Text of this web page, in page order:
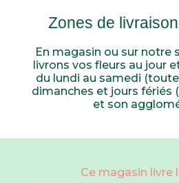
Zones de
En magasin ou sur notre
livrons vos fleurs au jour
du lundi au samedi
dimanches et jours fériés
et son
Ce magasin livre